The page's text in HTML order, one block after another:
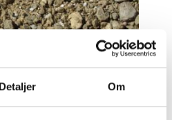
Detaljer Om